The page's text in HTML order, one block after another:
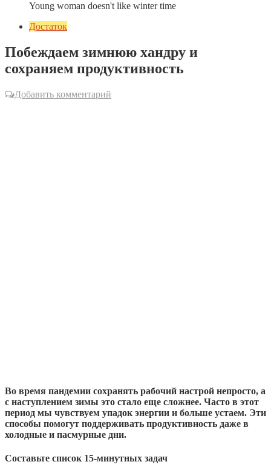
Young woman doesn't like winter time
Достаток
Побеждаем зимнюю хандру и
сохраняем продуктивность
Добавить комментарий
Во время пандемии сохранять рабочий настрой непросто, а
с наступлением зимы это стало еще сложнее. Часто в этот
период мы чувствуем упадок энергии и больше устаем. Эти
способы помогут поддерживать продуктивность даже в
холодные и пасмурные дни.
Составьте список 15-минутных задач